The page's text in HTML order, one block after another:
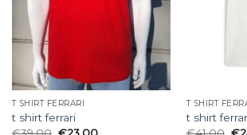
T SHIRT FERRARI
t shirt ferrari
€39.00 €23.00
T SHIRT
t shirt
€41.00 €